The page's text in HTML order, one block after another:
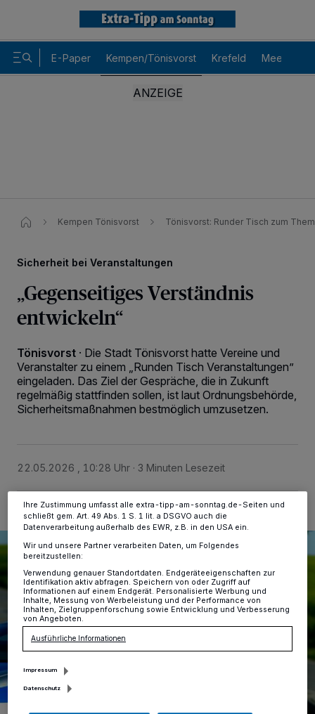
E-Paper Kempen/Tönisvorst Krefeld Meerbusch
Kempen Tönisvorst Tönisvorst: Runder Tisch zum
Sicherheit bei Veranstaltungen
„Gegenseitiges Verständnis
entwickeln“
Tönisvorst · Die Stadt Tönisvorst hatte Vereine und
Veranstalter zu einem „Runden Tisch Veranstaltungen”
eingeladen. Das Ziel der Gespräche, die in Zukunft
regelmäßig stattfinden sollen, ist laut Ordnungsbehörde,
Sicherheitsmaßnahmen bestmöglich umzusetzen.
22.05.2026 , 10:28 Uhr 3 Minuten Lesezeit
Wir und unsere
-Partner speichern und greifen auf
personenbezogene Daten wie Browserdaten oder eindeutige
Kennungen auf Ihrem Gerät zu. Durch Auswahl von OK aktivieren Sie
Tracking-Technologien für die unter „Wir und unsere Partner
verarbeiten Daten, um Ihnen Dienste bereitzustellen“ aufgeführten
Einstellungen oder Ablehnen am unteren Rand der Webseite klicken.
Ihre Einstellungen gelten innerhalb unseres Website. Weitere
Ihre Zustimmung umfasst alle extra-tipp-am-sonntag.de-Seiten und
schließt gem. Art. 49 Abs. 1 S. 1 lit. a DSGVO auch die
Datenverarbeitung außerhalb des EWR, z.B. in den USA ein.
Wir und unsere Partner verarbeiten Daten, um Folgendes
bereitzustellen:
Verwendung genauer Standortdaten. Endgeräteeigenschaften zur
Identifikation aktiv abfragen. Speichern von oder Zugriff auf
Informationen auf einem Endgerät. Personalisierte Werbung und
Inhalte, Messung von Werbeleistung und der Performance von
Inhalten, Zielgruppenforschung sowie Entwicklung und Verbesserung
von Angeboten.
Ausführliche Informationen
Impressum
Datenschutz